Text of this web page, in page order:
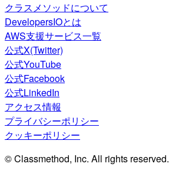
クラスメソッドについて
DevelopersIOとは
AWS支援サービス一覧
公式X(Twitter)
公式YouTube
公式Facebook
公式LinkedIn
アクセス情報
プライバシーポリシー
クッキーポリシー
© Classmethod, Inc. All rights reserved.